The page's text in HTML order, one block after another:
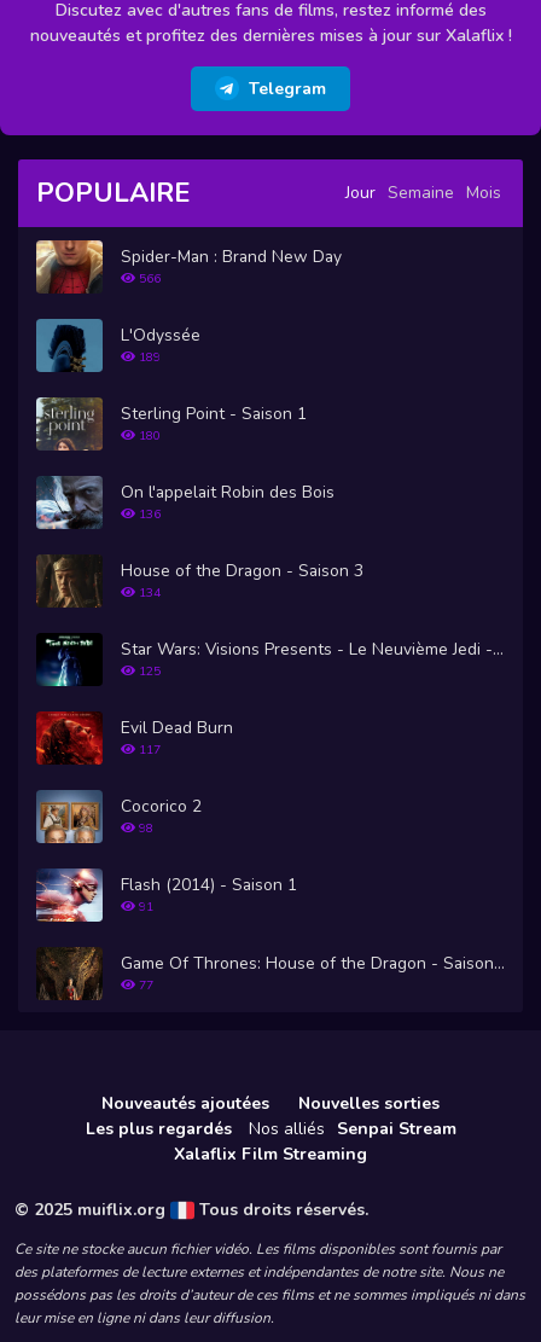
Discutez avec d'autres fans de films, restez informé des
nouveautés et profitez des dernières mises à jour sur Xalaflix !
Telegram
POPULAIRE Jour Semaine Mois
Spider-Man : Brand New Day
566
L'Odyssée
189
Sterling Point - Saison 1
180
On l'appelait Robin des Bois
136
House of the Dragon - Saison 3
134
Star Wars: Visions Presents - Le Neuvième Jedi - Saison 1
125
Evil Dead Burn
117
Cocorico 2
98
Flash (2014) - Saison 1
91
Game Of Thrones: House of the Dragon - Saison 1
77
Nouveautés ajoutées
Nouvelles sorties
Les plus regardés
Nos alliés
Senpai Stream
Xalaflix Film Streaming
© 2025 muiflix.org Tous droits réservés.
Ce site ne stocke aucun fichier vidéo. Les films disponibles sont fournis par
des plateformes de lecture externes et indépendantes de notre site. Nous ne
possédons pas les droits d’auteur de ces films et ne sommes impliqués ni dans
leur mise en ligne ni dans leur diffusion.